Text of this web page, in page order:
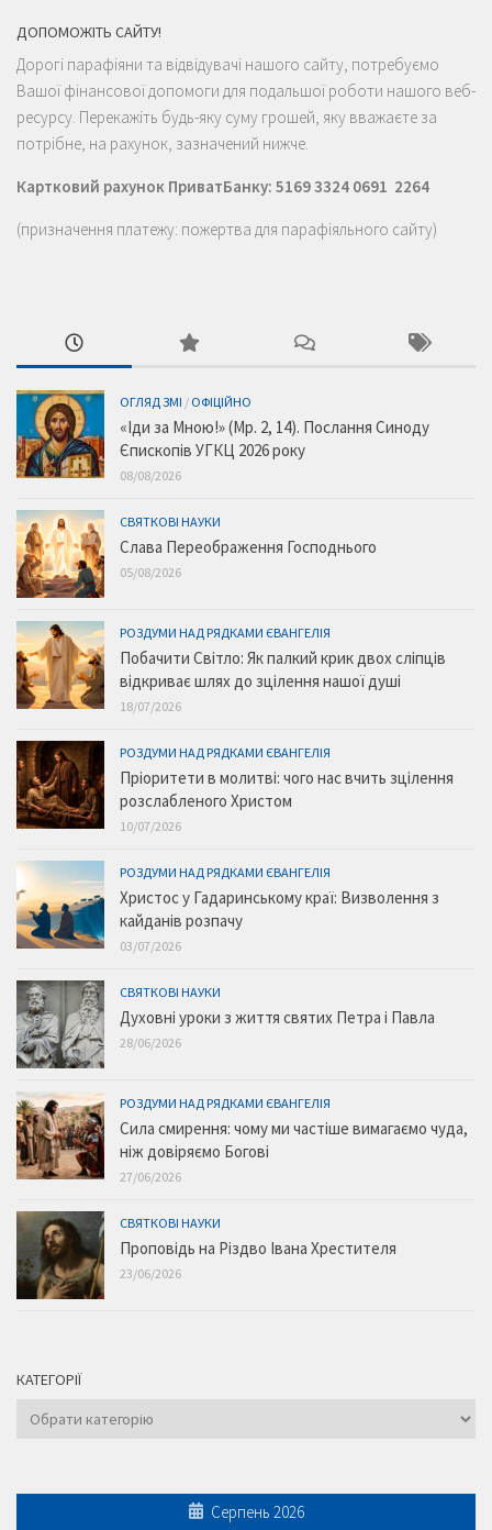
ДОПОМОЖІТЬ САЙТУ!
Дорогі парафіяни та відвідувачі нашого сайту, потребуємо
Вашої фінансової допомоги для подальшої роботи нашого веб-
ресурсу. Перекажіть будь-яку суму грошей, яку вважаєте за
потрібне, на рахунок, зазначений нижче.
Картковий рахунок ПриватБанку: 5169 3324 0691 2264
(призначення платежу: пожертва для парафіяльного сайту)
ОГЛЯД ЗМІ / ОФІЦІЙНО
«Іди за Мною!» (Мр. 2, 14). Послання Синоду
Єпископів УГКЦ 2026 року
08/08/2026
СВЯТКОВІ НАУКИ
Слава Переображення Господнього
05/08/2026
РОЗДУМИ НАД РЯДКАМИ ЄВАНГЕЛІЯ
Побачити Світло: Як палкий крик двох сліпців
відкриває шлях до зцілення нашої душі
18/07/2026
РОЗДУМИ НАД РЯДКАМИ ЄВАНГЕЛІЯ
Пріоритети в молитві: чого нас вчить зцілення
розслабленого Христом
10/07/2026
РОЗДУМИ НАД РЯДКАМИ ЄВАНГЕЛІЯ
Христос у Гадаринському краї: Визволення з
кайданів розпачу
03/07/2026
СВЯТКОВІ НАУКИ
Духовні уроки з життя святих Петра і Павла
28/06/2026
РОЗДУМИ НАД РЯДКАМИ ЄВАНГЕЛІЯ
Сила смирення: чому ми частіше вимагаємо чуда,
ніж довіряємо Богові
27/06/2026
СВЯТКОВІ НАУКИ
Проповідь на Різдво Івана Хрестителя
23/06/2026
КАТЕГОРІЇ
Категорії
Серпень 2026